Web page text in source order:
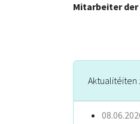
Mitarbeiter der
Aktualitéiten